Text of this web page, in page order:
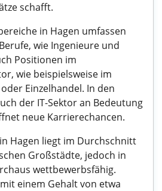
schafft.
in Hagen umfassen
wie Ingenieure und
Positionen im
wie beispielsweise im
Einzelhandel. In den
der IT-Sektor an Bedeutung
neue Karrierechancen.
Hagen liegt im Durchschnitt
Großstädte, jedoch in
wettbewerbsfähig.
einem Gehalt von etwa